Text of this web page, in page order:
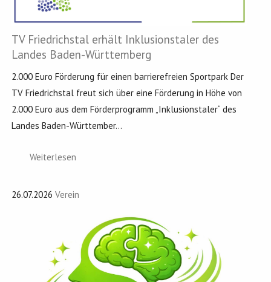
TV Friedrichstal erhält Inklusionstaler des
Landes Baden-Württemberg
2.000 Euro Förderung für einen barrierefreien Sportpark Der
TV Friedrichstal freut sich über eine Förderung in Höhe von
2.000 Euro aus dem Förderprogramm „Inklusionstaler“ des
Landes Baden-Württember...
Weiterlesen
26.07.2026 Verein